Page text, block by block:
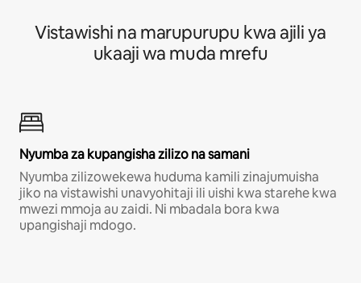
Vistawishi na marupurupu kwa ajili ya
ukaaji wa muda mrefu
Nyumba za kupangisha zilizo na samani
Nyumba zilizowekewa huduma kamili zinajumuisha
jiko na vistawishi unavyohitaji ili uishi kwa starehe kwa
mwezi mmoja au zaidi. Ni mbadala bora kwa
upangishaji mdogo.